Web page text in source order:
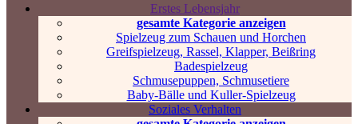
Erstes Lebensjahr
gesamte Kategorie anzeigen
Spielzeug zum Schauen und Horchen
Greifspielzeug, Rassel, Klapper, Beißring
Badespielzeug
Schmusepuppen, Schmusetiere
Baby-Bälle und Kuller-Spielzeug
Soziales Verhalten